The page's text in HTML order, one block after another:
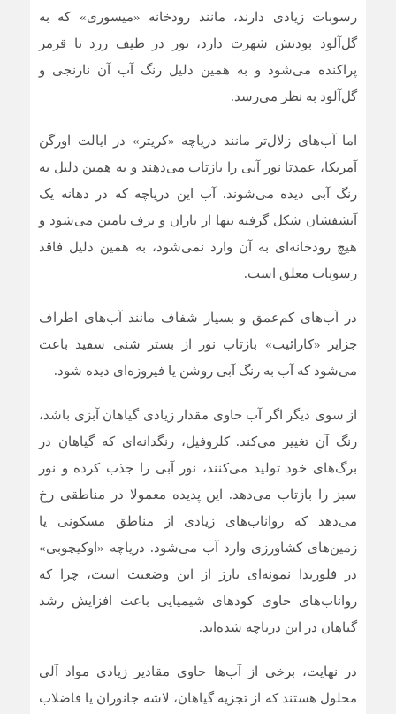
رسوبات زیادی دارند، مانند رودخانه «میسوری» که به
گل‌آلود بودنش شهرت دارد، نور در طیف زرد تا قرمز
پراکنده می‌شود و به همین دلیل رنگ آب آن نارنجی و
گل‌آلود به نظر می‌رسد.
اما آب‌های زلال‌تر مانند دریاچه «کریتر» در ایالت اورگن
آمریکا، عمدتا نور آبی را بازتاب می‌دهند و به همین دلیل به
رنگ آبی دیده می‌شوند. آب این دریاچه که در دهانه یک
آتشفشان شکل گرفته تنها از باران و برف تامین می‌شود و
هیچ رودخانه‌ای به آن وارد نمی‌شود، به همین دلیل فاقد
رسوبات معلق است.
در آب‌های کم‌عمق و بسیار شفاف مانند آب‌های اطراف
جزایر «کارائیب» بازتاب نور از بستر شنی سفید باعث
می‌شود که آب به رنگ آبی روشن یا فیروزه‌ای دیده شود.
از سوی دیگر اگر آب حاوی مقدار زیادی گیاهان آبزی باشد،
رنگ آن تغییر می‌کند. کلروفیل، رنگدانه‌ای که گیاهان در
برگ‌های خود تولید می‌کنند، نور آبی را جذب کرده و نور
سبز را بازتاب می‌دهد. این پدیده معمولا در مناطقی رخ
می‌دهد که رواناب‌های زیادی از مناطق مسکونی یا
زمین‌های کشاورزی وارد آب می‌شود. دریاچه «اوکیچوبی»
در فلوریدا نمونه‌ای بارز از این وضعیت است، چرا که
رواناب‌های حاوی کودهای شیمیایی باعث افزایش رشد
گیاهان در این دریاچه شده‌اند.
در نهایت، برخی از آب‌ها حاوی مقادیر زیادی مواد آلی
محلول هستند که از تجزیه گیاهان، لاشه جانوران یا فاضلاب